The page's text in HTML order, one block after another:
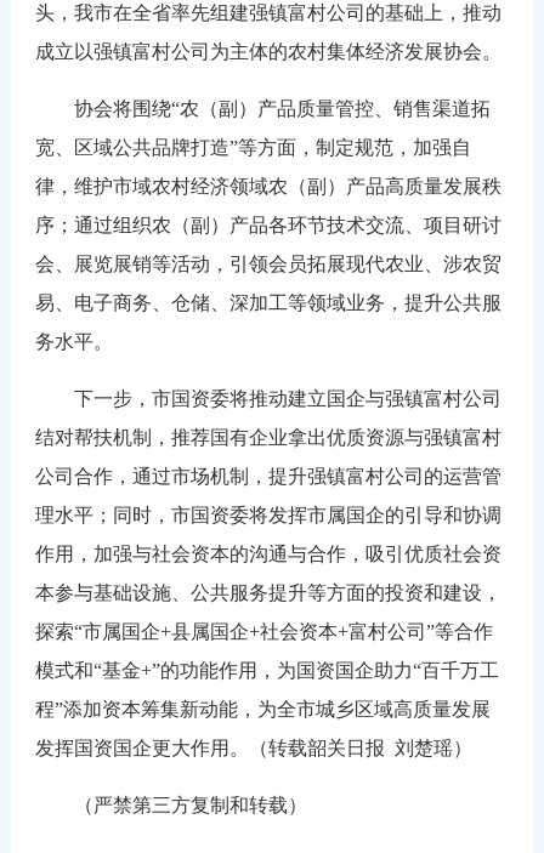
头，我市在全省率先组建强镇富村公司的基础上，推动
成立以强镇富村公司为主体的农村集体经济发展协会。
协会将围绕“农（副）产品质量管控、销售渠道拓
宽、区域公共品牌打造”等方面，制定规范，加强自
律，维护市域农村经济领域农（副）产品高质量发展秩
序；通过组织农（副）产品各环节技术交流、项目研讨
会、展览展销等活动，引领会员拓展现代农业、涉农贸
易、电子商务、仓储、深加工等领域业务，提升公共服
务水平。
下一步，市国资委将推动建立国企与强镇富村公司
结对帮扶机制，推荐国有企业拿出优质资源与强镇富村
公司合作，通过市场机制，提升强镇富村公司的运营管
理水平；同时，市国资委将发挥市属国企的引导和协调
作用，加强与社会资本的沟通与合作，吸引优质社会资
本参与基础设施、公共服务提升等方面的投资和建设，
探索“市属国企+县属国企+社会资本+富村公司”等合作
模式和“基金+”的功能作用，为国资国企助力“百千万工
程”添加资本筹集新动能，为全市城乡区域高质量发展
发挥国资国企更大作用。（转载韶关日报 刘楚瑶）
（严禁第三方复制和转载）